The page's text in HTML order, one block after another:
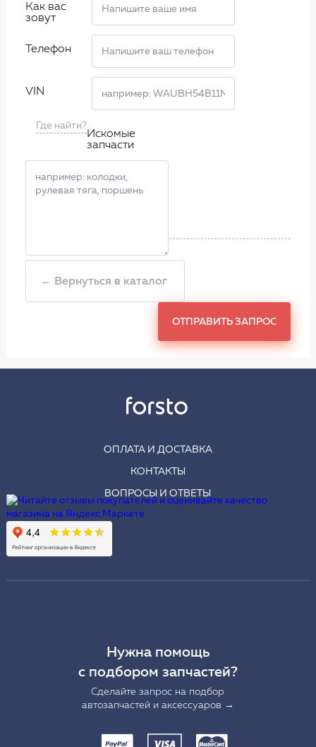
Как вас
зовут
Телефон
VIN
Где найти?
Искомые
запчасти
← Вернуться в каталог
ОТПРАВИТЬ ЗАПРОС
ОПЛАТА И ДОСТАВКА
КОНТАКТЫ
ВОПРОСЫ И ОТВЕТЫ
Нужна помощь
с подбором запчастей?
Сделайте запрос на подбор
автозапчастей и аксессуаров →